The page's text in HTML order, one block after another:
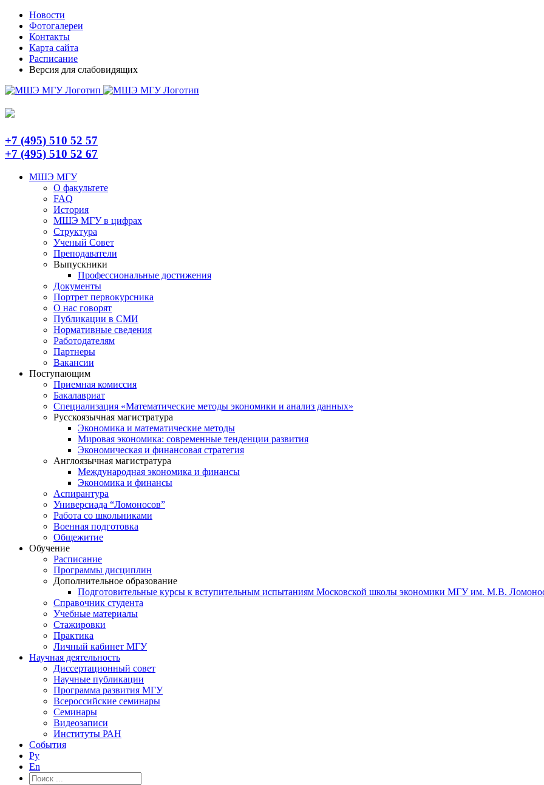
Skip
content
TelegramНовости
Фотогалереи
Контакты
Карта сайта
Расписание
Версия для слабовидящих
+7 (495) 510 52 57
+7 (495) 510 52 67
МШЭ МГУ
О факультете
FAQ
История
МШЭ МГУ в цифрах
Структура
Ученый Совет
Преподаватели
Выпускники
Профессиональные достижения
Документы
Портрет первокурсника
О нас говорят
Публикации в СМИ
Нормативные сведения
Работодателям
Партнеры
Вакансии
Поступающим
Приемная комиссия
Бакалавриат
Специализация «Математические методы экономики и анализ данных»
Русскоязычная магистратура
Экономика и математические методы
Мировая экономика: современные тенденции развития
Экономическая и финансовая стратегия
Англоязычная магистратура
Международная экономика и финансы
Экономика и финансы
Аспирантура
Универсиада “Ломоносов”
Работа со школьниками
Военная подготовка
Общежитие
Обучение
Расписание
Программы дисциплин
Дополнительное образование
Подготовительные курсы к вступительным испытаниям Московской школы экономики МГУ им. М.В.
Справочник студента
Учебные материалы
Стажировки
Практика
Личный кабинет МГУ
Научная деятельность
Диссертационный совет
Научные публикации
Программа развития МГУ
Всероссийские семинары
Семинары
Видеозаписи
Институты РАН
События
Ру
En
Результат